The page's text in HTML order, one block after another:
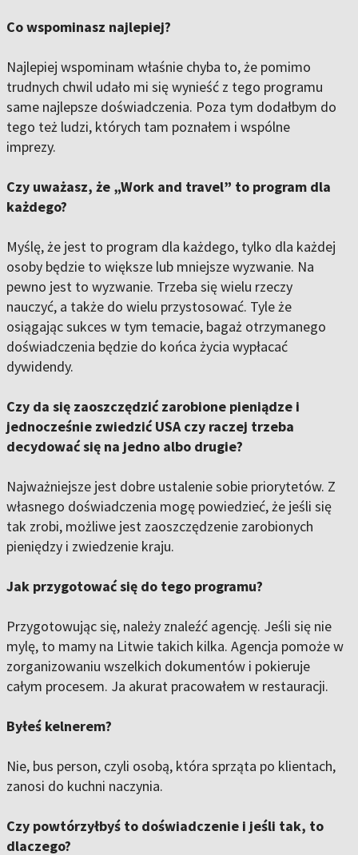
Co wspominasz najlepiej?
Najlepiej wspominam właśnie chyba to, że pomimo
trudnych chwil udało mi się wynieść z tego programu
same najlepsze doświadczenia. Poza tym dodałbym do
tego też ludzi, których tam poznałem i wspólne
imprezy.
Czy uważasz, że „Work and travel” to program dla
każdego?
Myślę, że jest to program dla każdego, tylko dla każdej
osoby będzie to większe lub mniejsze wyzwanie. Na
pewno jest to wyzwanie. Trzeba się wielu rzeczy
nauczyć, a także do wielu przystosować. Tyle że
osiągając sukces w tym temacie, bagaż otrzymanego
doświadczenia będzie do końca życia wypłacać
dywidendy.
Czy da się zaoszczędzić zarobione pieniądze i
jednocześnie zwiedzić USA czy raczej trzeba
decydować się na jedno albo drugie?
Najważniejsze jest dobre ustalenie sobie priorytetów. Z
własnego doświadczenia mogę powiedzieć, że jeśli się
tak zrobi, możliwe jest zaoszczędzenie zarobionych
pieniędzy i zwiedzenie kraju.
Jak przygotować się do tego programu?
Przygotowując się, należy znaleźć agencję. Jeśli się nie
mylę, to mamy na Litwie takich kilka. Agencja pomoże w
zorganizowaniu wszelkich dokumentów i pokieruje
całym procesem. Ja akurat pracowałem w restauracji.
Byłeś kelnerem?
Nie, bus person, czyli osobą, która sprząta po klientach,
zanosi do kuchni naczynia.
Czy powtórzyłbyś to doświadczenie i jeśli tak, to
dlaczego?